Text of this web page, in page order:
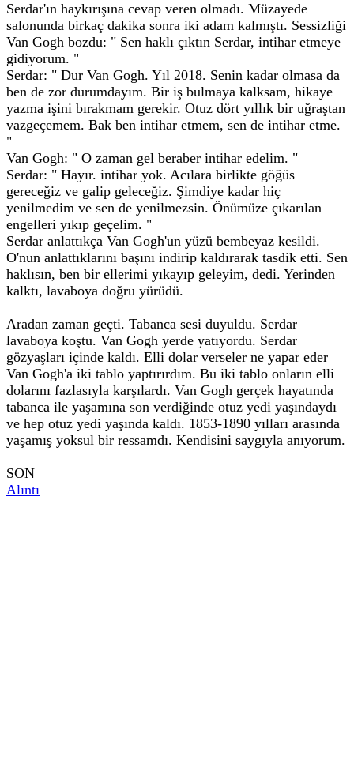
Serdar'ın haykırışına cevap veren olmadı. Müzayede
salonunda birkaç dakika sonra iki adam kalmıştı. Sessizliği
Van Gogh bozdu: " Sen haklı çıktın Serdar, intihar etmeye
gidiyorum. "
Serdar: " Dur Van Gogh. Yıl 2018. Senin kadar olmasa da
ben de zor durumdayım. Bir iş bulmaya kalksam, hikaye
yazma işini bırakmam gerekir. Otuz dört yıllık bir uğraştan
vazgeçemem. Bak ben intihar etmem, sen de intihar etme.
"
Van Gogh: " O zaman gel beraber intihar edelim. "
Serdar: " Hayır. intihar yok. Acılara birlikte göğüs
gereceğiz ve galip geleceğiz. Şimdiye kadar hiç
yenilmedim ve sen de yenilmezsin. Önümüze çıkarılan
engelleri yıkıp geçelim. "
Serdar anlattıkça Van Gogh'un yüzü bembeyaz kesildi.
O'nun anlattıklarını başını indirip kaldırarak tasdik etti. Sen
haklısın, ben bir ellerimi yıkayıp geleyim, dedi. Yerinden
kalktı, lavaboya doğru yürüdü.
Aradan zaman geçti. Tabanca sesi duyuldu. Serdar
lavaboya koştu. Van Gogh yerde yatıyordu. Serdar
gözyaşları içinde kaldı. Elli dolar verseler ne yapar eder
Van Gogh'a iki tablo yaptırırdım. Bu iki tablo onların elli
dolarını fazlasıyla karşılardı. Van Gogh gerçek hayatında
tabanca ile yaşamına son verdiğinde otuz yedi yaşındaydı
ve hep otuz yedi yaşında kaldı. 1853-1890 yılları arasında
yaşamış yoksul bir ressamdı. Kendisini saygıyla anıyorum.
SON
Alıntı